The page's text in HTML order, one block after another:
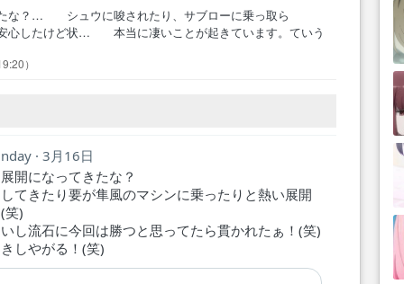
な？… シュウに唆されたり、サブローに乗っ取ら
したけど状… 本当に凄いことが起きています。ていう
核は登場する… 直感を信じ芯が強い要と周りに流され
3月16日
開になってきたな？
てきたり要が隼風のマシンに乗ったりと熱い展開
笑)
し流石に今回は勝つと思ってたら貫かれたぁ！(笑)
しやがる！(笑)